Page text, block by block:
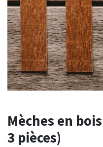
Mèches en
3 pièces)